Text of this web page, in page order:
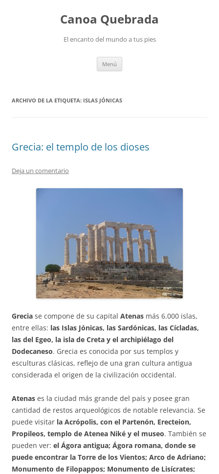
Canoa Quebrada
El encanto del mundo a tus pies
Menú
ARCHIVO DE LA ETIQUETA: ISLAS JÓNICAS
Grecia: el templo de los dioses
Deja un comentario
Grecia se compone de su capital Atenas más 6.000 islas,
entre ellas: las Islas Jónicas, las Sardónicas, las Cícladas,
las del Egeo, la isla de Creta y el archipiélago del
Dodecaneso. Grecia es conocida por sus templos y
esculturas clásicas, reflejo de una gran cultura antigua
considerada el origen de la civilización occidental.
Atenas es la ciudad más grande del país y posee gran
cantidad de restos arqueológicos de notable relevancia. Se
puede visitar la Acrópolis, con el Partenón, Erecteion,
Propileos, templo de Atenea Niké y el museo. También se
pueden ver: el Ágora antigua; Ágora romana, donde se
puede encontrar la Torre de los Vientos; Arco de Adriano;
Monumento de Filopappos; Monumento de Lisícrates;